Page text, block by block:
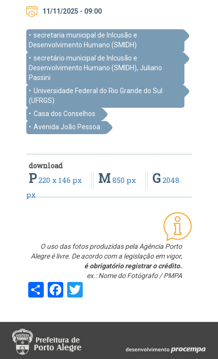
11/11/2025 - 09:00
secretaria municipal de Inlcusão e
Desenvolvimento Humano (SMIDH)
secretário municipal de Inlcusão e
Desenvolvimento Humano (SMIDH), Juliano
Passini
Universidade Federal do Rio Grande do Sul
(UFRGS)
Casa dos Conselhos
Avenida João Pessoa
download
P220 x 146 px M 850 px G 2048
px
O uso das fotos produzidas pela Agência Porto
Alegre é livre. De acordo com a legislação em vigor,
é obrigatório registrar o crédito.
ex.: Nome do Fotógrafo / PMPA
ShareFacebook